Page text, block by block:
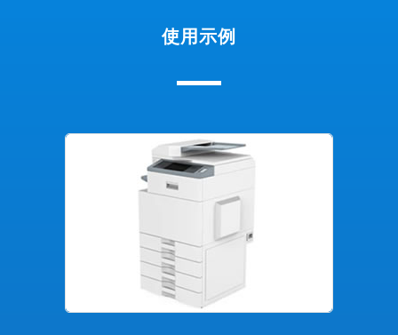
使用示例